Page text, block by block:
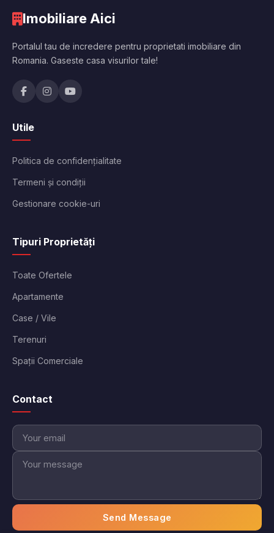
Imobiliare Aici
Portalul tau de incredere pentru proprietati imobiliare din
Romania. Gaseste casa visurilor tale!
Utile
Politica de confidențialitate
Termeni și condiții
Gestionare cookie-uri
Tipuri Proprietăți
Toate Ofertele
Apartamente
Case / Vile
Terenuri
Spații Comerciale
Contact
Send Message